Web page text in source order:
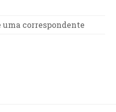
correspondente